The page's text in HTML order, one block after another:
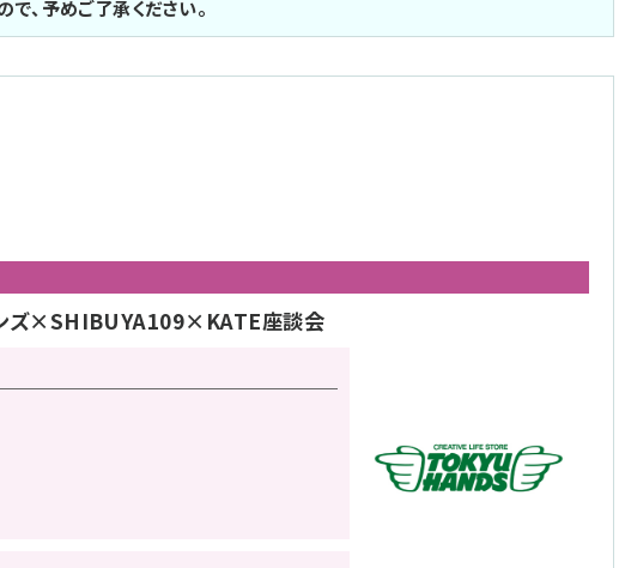
、予めご了承ください。
ンズ×SHIBUYA109×KATE座談会